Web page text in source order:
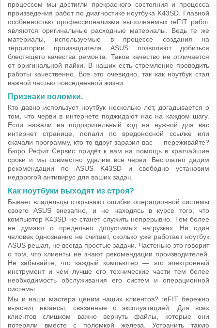
процессом мы достигли прекрасного состояния и процесса
произведения работ по диагностике ноутбука K43SD. Главной
особенностью профессионализма выполняемых reFIT работ
являются оригинальные расходные материалы. Ведь те же
материалы, используемые в процессе создания на
территории производителя ASUS позволяют добиться
блестящего качества ремонта. Такое качество не отличается
от оригинальной пайки. В наших есть стремление проводить
работы качественно. Все это очевидно, так как ноутбук стал
важной частью повседневной жизни.
Признаки поломки.
Кто давно использует ноутбук несколько лет, догадывается о
том, что черви в интернете поджидают нас на каждом шагу.
Если нажали на подозрительный код на нужной для вас
интернет странице, попали по вредоносной ссылке или
скачали программу, кто-то вдруг заразил вас — переживайте?
Бюро Рефит Сервис придёт к вам на помощь в кратчайшие
сроки и мы совместно удалим все черви. Бесплатно дадим
рекомендации по ASUS K43SD и свободно установим
недорогой антивирус для ваших задач.
Как ноутбуки выходят из строя?
Бывает владельцы открывают ошибки операционной системы
своего ASUS внезапно, и не находясь в курсе того, что
компьютер K43SD не станет служить непрерывно. Тем более
не думают о предельно допустимых нагрузках. Ни один
человек однозначно не считает, сколько уже работает ноутбук
ASUS решая, не всегда простые задачи. Частенько это говорит
о том, что клиенты не знают рекомендации производителей.
Не забывайте, что каждый компьютер — это электронный
инструмент и чем лучше его технические части тем более
необходимость обслуживания его систем и операционной
системы.
Мы и наши мастера ценим наших клиентов? reFIT бережно
выяснит нюансы, связанные с эксплуатацией. Для всех
клиентов слишком важно вернуть файлы, которые они
потеряли вместе с поломкой железа. Устранить такую